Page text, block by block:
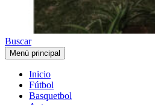
Buscar
Menú principal
Inicio
Fútbol
Basquetbol